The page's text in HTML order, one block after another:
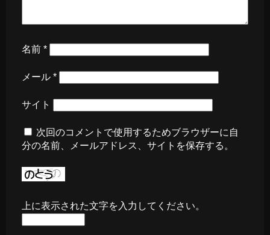
名前 *
メール *
サイト
次回のコメントで使用するためブラウザーに自
分の名前、メールアドレス、サイトを保存する。
上に表示された文字を入力してください。